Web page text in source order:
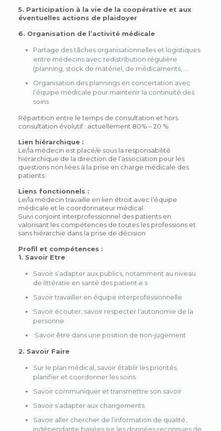
5. Participation à la vie de la coopérative et aux
éventuelles actions de plaidoyer
6. Organisation de l’activité médicale
Partage des tâches organisationnelles et logistiques
entre médecins avec redistribution régulière
(planning, stock de matériel, de médicaments, …
Organisation des plannings en concertation avec
l’équipe médicale pour maintenir la continuité des
soins
Répartition entre le temps de consultation et hors
consultation évolutif : actuellement 80% – 20 %
Lien hiérarchique :
Le/la médecin est placé/e sous la responsabilité
hiérarchique de la direction de l’association pour les
questions non liées à la prise en charge médicale des
patients.
Liens fonctionnels :
Le/la médecin travaille en lien étroit avec l’équipe
médicale et le coordonnateur médical.
Suivi conjoint interprofessionnel des patients en
valorisant les compétences de toutes les professions et
sans hiérarchie dans la prise de décision
Profil et compétences :
1. Savoir Etre
Savoir s’adapter aux publics, notamment au niveau
de littératie en santé des patient.e.s
Savoir travailler en équipe interprofessionnelle
Savoir écouter, savoir respecter l’autonomie de la
personne
Savoir être dans une position de non-jugement
2. Savoir Faire
Sur le plan médical, savoir établir les priorités,
planifier et coordonner les soins
Savoir communiquer et transmettre son savoir
Savoir s’adapter aux changements
Savoir aller chercher de l’information de qualité,
indépendante basées sur les données reconnues de